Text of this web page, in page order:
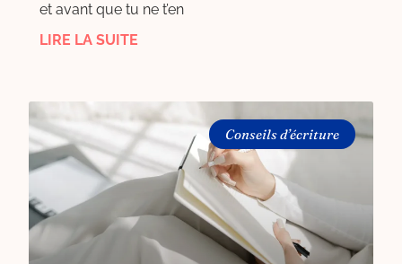
et avant que tu ne t’en
LIRE LA SUITE
Conseils d’écriture